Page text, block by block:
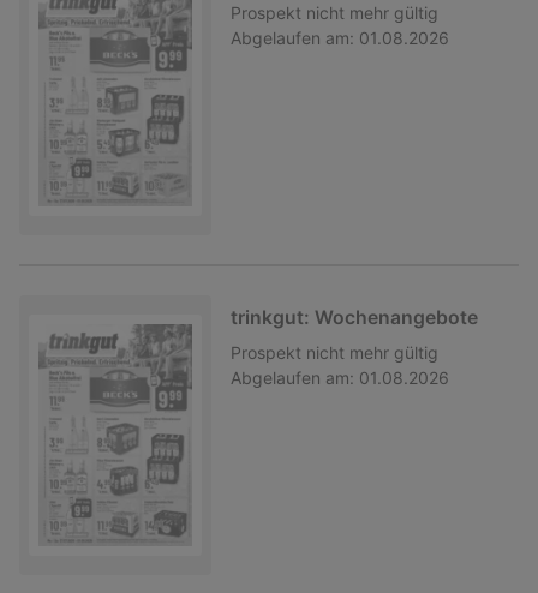
Prospekt nicht mehr gültig
Abgelaufen am: 01.08.2026
trinkgut: Wochenangebote
Prospekt nicht mehr gültig
Abgelaufen am: 01.08.2026